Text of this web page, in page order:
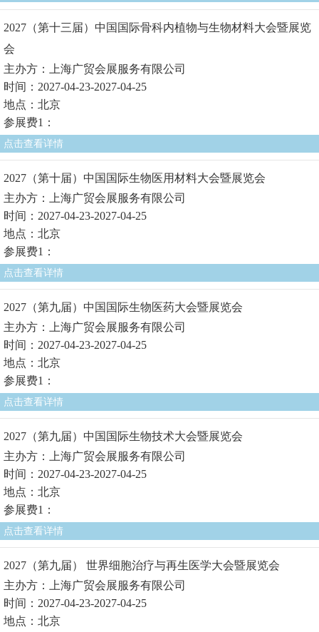
2027（第十三届）中国国际骨科内植物与生物材料大会暨展览
会
主办方：上海广贸会展服务有限公司
时间：2027-04-23-2027-04-25
地点：北京
参展费1：
点击查看详情
2027（第十届）中国国际生物医用材料大会暨展览会
主办方：上海广贸会展服务有限公司
时间：2027-04-23-2027-04-25
地点：北京
参展费1：
点击查看详情
2027（第九届）中国国际生物医药大会暨展览会
主办方：上海广贸会展服务有限公司
时间：2027-04-23-2027-04-25
地点：北京
参展费1：
点击查看详情
2027（第九届）中国国际生物技术大会暨展览会
主办方：上海广贸会展服务有限公司
时间：2027-04-23-2027-04-25
地点：北京
参展费1：
点击查看详情
2027（第九届） 世界细胞治疗与再生医学大会暨展览会
主办方：上海广贸会展服务有限公司
时间：2027-04-23-2027-04-25
地点：北京